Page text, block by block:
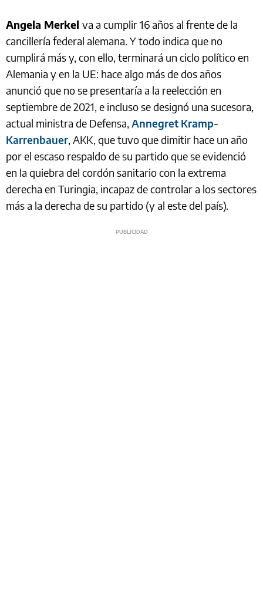
Angela Merkel va a cumplir 16 años al frente de la
cancillería federal alemana. Y todo indica que no
cumplirá más y, con ello, terminará un ciclo político en
Alemania y en la UE: hace algo más de dos años
anunció que no se presentaría a la reelección en
septiembre de 2021, e incluso se designó una sucesora,
actual ministra de Defensa, Annegret Kramp-
Karrenbauer, AKK, que tuvo que dimitir hace un año
por el escaso respaldo de su partido que se evidenció
en la quiebra del cordón sanitario con la extrema
derecha en Turingia, incapaz de controlar a los sectores
más a la derecha de su partido (y al este del país).